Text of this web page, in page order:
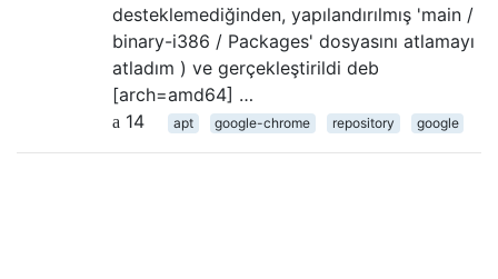
desteklemediğinden, yapılandırılmış 'main /
binary-i386 / Packages' dosyasını atlamayı
atladım ) ve gerçekleştirildi deb
[arch=amd64] …
14
apt google-chrome repository google